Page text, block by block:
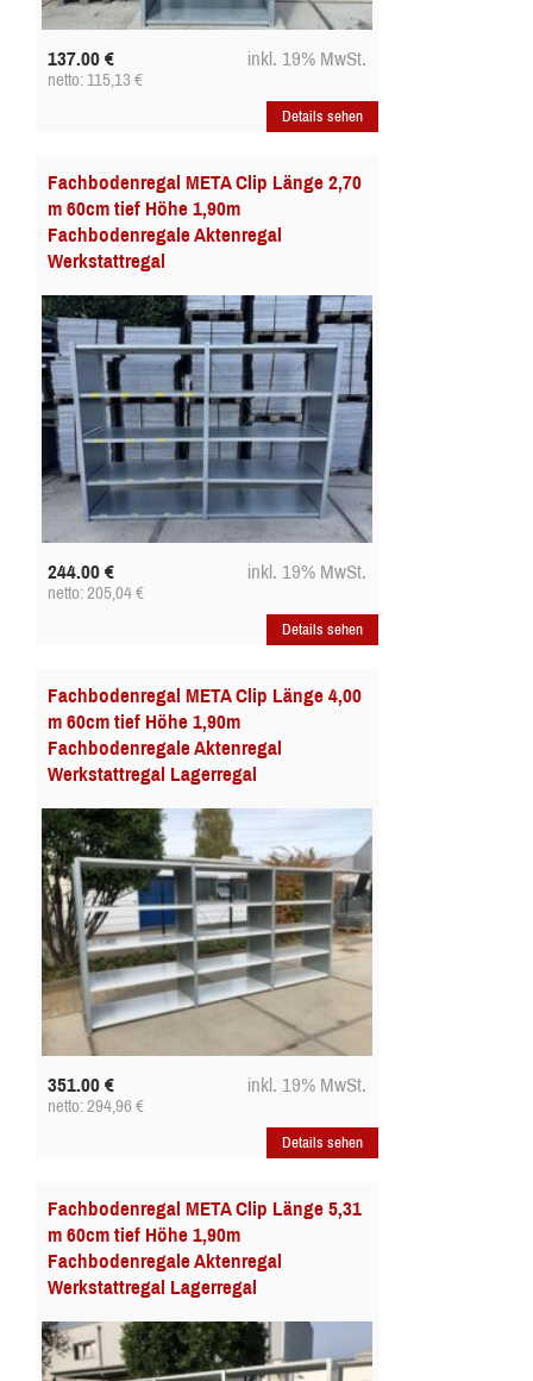
137.00 € inkl. 19% MwSt.
netto: 115,13 €
Details sehen
Fachbodenregal META Clip Länge 2,70
m 60cm tief Höhe 1,90m
Fachbodenregale Aktenregal
Werkstattregal
244.00 € inkl. 19% MwSt.
netto: 205,04€
Details sehen
Fachbodenregal META Clip Länge 4,00
m 60cm tief Höhe 1,90m
Fachbodenregale Aktenregal
Werkstattregal Lagerregal
351.00 € inkl. 19% MwSt.
netto: 294,96 €
Details sehen
Fachbodenregal META Clip Länge 5,31
m 60cm tief Höhe 1,90m
Fachbodenregale Aktenregal
Werkstattregal Lagerregal